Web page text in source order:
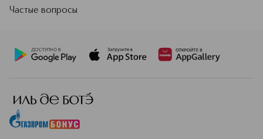
Частые вопросы